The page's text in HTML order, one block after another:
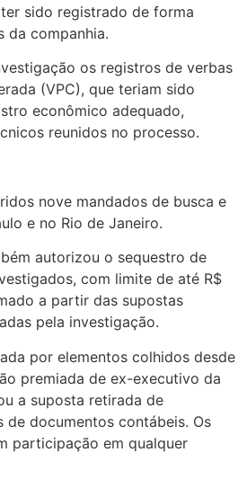
sido registrado de forma
da companhia.
os registros de verbas
(VPC), que teriam sido
econômico adequado,
reunidos no processo.
nove mandados de busca e
e no Rio de Janeiro.
autorizou o sequestro de
com limite de até R$
a partir das supostas
pela investigação.
por elementos colhidos desde
premiada de ex-executivo da
a suposta retirada de
de documentos contábeis. Os
participação em qualquer